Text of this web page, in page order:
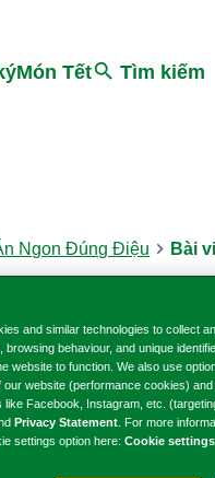
Món Tết Tìm kiếm
Ngon Đúng Điệu Bài
and similar technologies to collect
behaviour, and unique
website to function. We also use
website (performance cookies)
Facebook, Instagram, etc.
Privacy Statement . For more
settings option here: Cookie settings